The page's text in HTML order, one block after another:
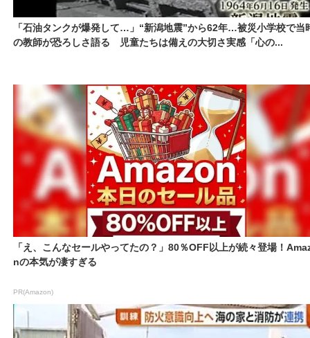
「石油タンクが爆発して…」“新潟地震”から62年…被災小学校で当
の教師が恐ろしさ語る 児童たちは備えの大切さ実感「心の...
「え、こんなセールやってたの？」80％OFF以上が続々登場！
nの本気が凄すぎる
PR(Amazon)